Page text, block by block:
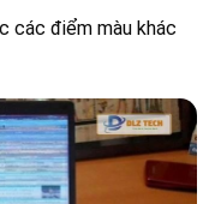
các điểm màu khác